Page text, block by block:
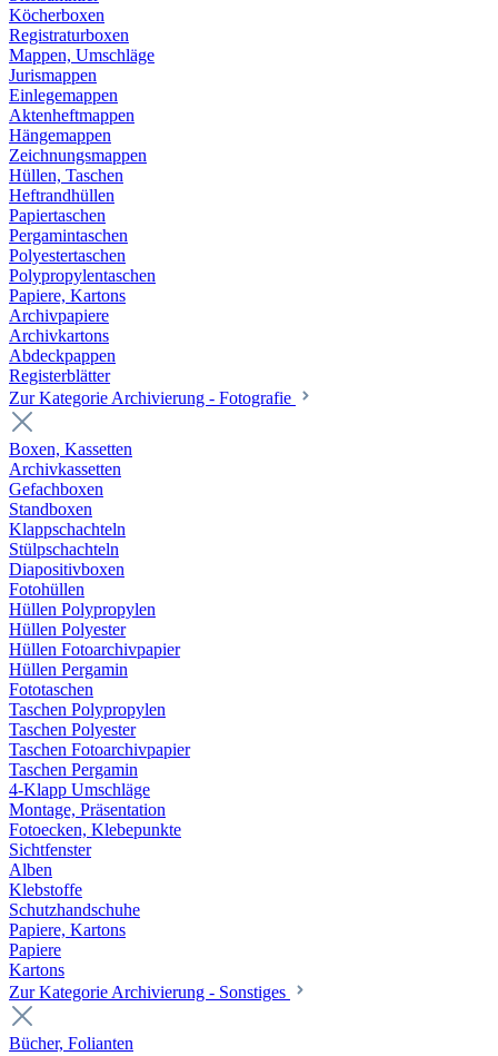
Köcherboxen
Registraturboxen
Mappen, Umschläge
Jurismappen
Einlegemappen
Aktenheftmappen
Hängemappen
Zeichnungsmappen
Hüllen, Taschen
Heftrandhüllen
Papiertaschen
Pergamintaschen
Polyestertaschen
Polypropylentaschen
Papiere, Kartons
Archivpapiere
Archivkartons
Abdeckpappen
Registerblätter
Zur Kategorie Archivierung - Fotografie
Boxen, Kassetten
Archivkassetten
Gefachboxen
Standboxen
Klappschachteln
Stülpschachteln
Diapositivboxen
Fotohüllen
Hüllen Polypropylen
Hüllen Polyester
Hüllen Fotoarchivpapier
Hüllen Pergamin
Fototaschen
Taschen Polypropylen
Taschen Polyester
Taschen Fotoarchivpapier
Taschen Pergamin
4-Klapp Umschläge
Montage, Präsentation
Fotoecken, Klebepunkte
Sichtfenster
Alben
Klebstoffe
Schutzhandschuhe
Papiere, Kartons
Papiere
Kartons
Zur Kategorie Archivierung - Sonstiges
Bücher, Folianten